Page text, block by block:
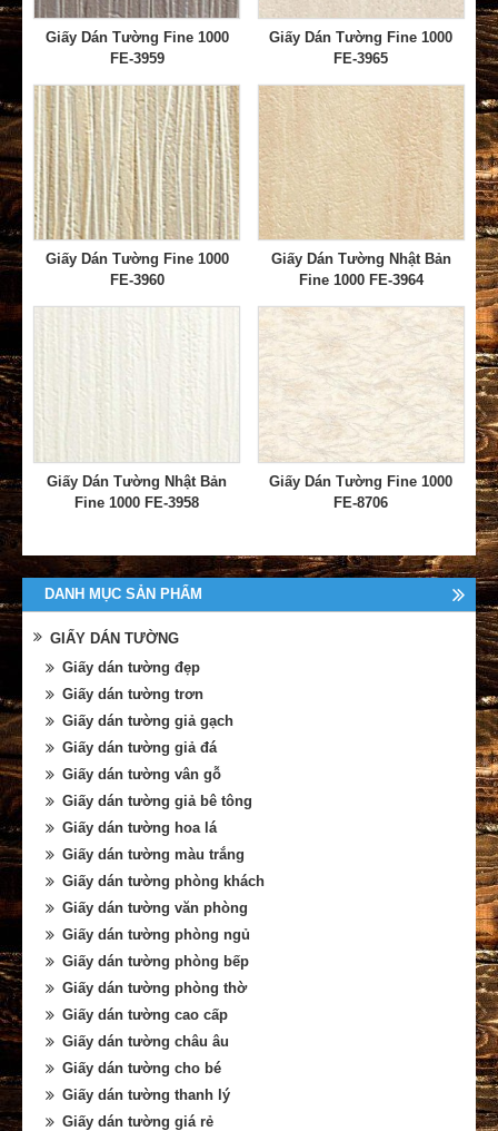
Giấy Dán Tường Fine 1000
FE-3959
Giấy Dán Tường Fine 1000
FE-3965
Giấy Dán Tường Fine 1000
FE-3960
Giấy Dán Tường Nhật Bản
Fine 1000 FE-3964
Giấy Dán Tường Nhật Bản
Fine 1000 FE-3958
Giấy Dán Tường Fine 1000
FE-8706
DANH MỤC SẢN PHẨM
GIẤY DÁN TƯỜNG
Giấy dán tường đẹp
Giấy dán tường trơn
Giấy dán tường giả gạch
Giấy dán tường giả đá
Giấy dán tường vân gỗ
Giấy dán tường giả bê tông
Giấy dán tường hoa lá
Giấy dán tường màu trắng
Giấy dán tường phòng khách
Giấy dán tường văn phòng
Giấy dán tường phòng ngủ
Giấy dán tường phòng bếp
Giấy dán tường phòng thờ
Giấy dán tường cao cấp
Giấy dán tường châu âu
Giấy dán tường cho bé
Giấy dán tường thanh lý
Giấy dán tường giá rẻ